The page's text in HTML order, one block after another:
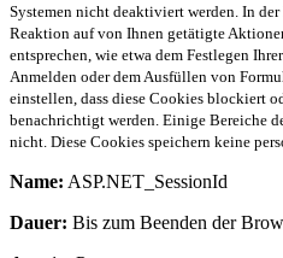
Systemen nicht deaktiviert werden. In
Reaktion auf von Ihnen getätigte
entsprechen, wie etwa dem Festlegen
Anmelden oder dem Ausfüllen von
einstellen, dass diese Cookies blockiert
benachrichtigt werden. Einige Bereiche
nicht. Diese Cookies speichern keine
Name: ASP.NET_SessionId
Dauer: Bis zum Beenden der